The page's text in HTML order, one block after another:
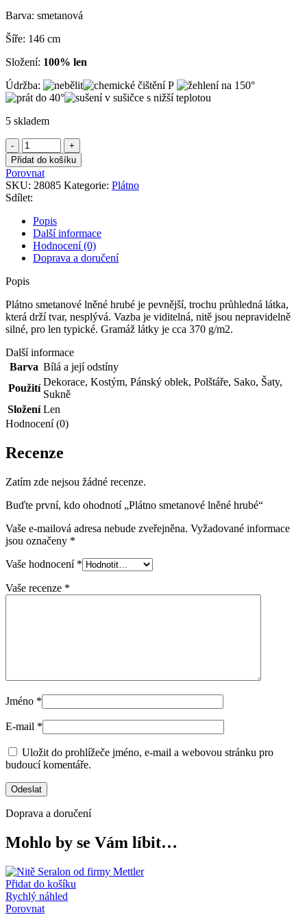
Barva: smetanová
Šíře: 146 cm
Složení: 100% len
Údržba:
5 skladem
Plátno
smetanové
lněné
hrubé
množství
Přidat do košíku
Porovnat
SKU: 28085 Kategorie: Plátno
Sdílet:
Popis
Další informace
Hodnocení (0)
Doprava a doručení
Popis
Plátno smetanové lněné hrubé je pevnější, trochu průhledná látka,
která drží tvar, nesplývá. Vazba je viditelná, nitě jsou nepravidelně
silné, pro len typické. Gramáž látky je cca 370 g/m2.
Další informace
Barva Bílá a její odstíny
Použití
Dekorace, Kostým, Pánský oblek, Polštáře, Sako, Šaty,
Sukně
Složení Len
Hodnocení (0)
Recenze
Zatím zde nejsou žádné recenze.
Buďte první, kdo ohodnotí „Plátno smetanové lněné hrubé“
Vaše e-mailová adresa nebude zveřejněna. Vyžadované informace
jsou označeny *
Vaše hodnocení *
Vaše recenze *
Jméno *
E-mail *
Uložit do prohlížeče jméno, e-mail a webovou stránku pro
budoucí komentáře.
Doprava a doručení
Mohlo by se Vám líbit…
Přidat do košíku
Rychlý náhled
Porovnat